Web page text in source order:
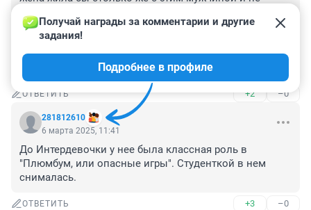
Если у вас настоящая любовь, а не блажь, забейте на
все эти бумеранги и чужое несчастье, хватайте и
тащите себе, а не получается - бросайте. Уходят не "к",
а "от", не хочет уйти "от" - не уйдет.
ОТВЕТИТЬ +2 –0
281812610
Получай награды за комментарии и другие
задания!
Подробнее в профиле
6 марта 2025, 11:41
До Интердевочки у нее была классная роль в
"Плюмбум, или опасные игры". Студенткой в нем
снималась.
ОТВЕТИТЬ +3 –0